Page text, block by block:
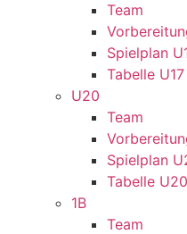
Team
Spielplan
Tabelle U17
U20
Team
Spielplan
Tabelle
1B
Team